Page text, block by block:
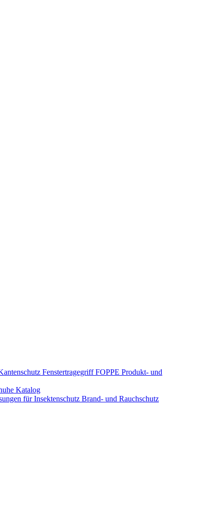
Fenstertragegriff FOPPE Produkt- und
Katalog
für Insektenschutz Brand- und Rauchschutz​